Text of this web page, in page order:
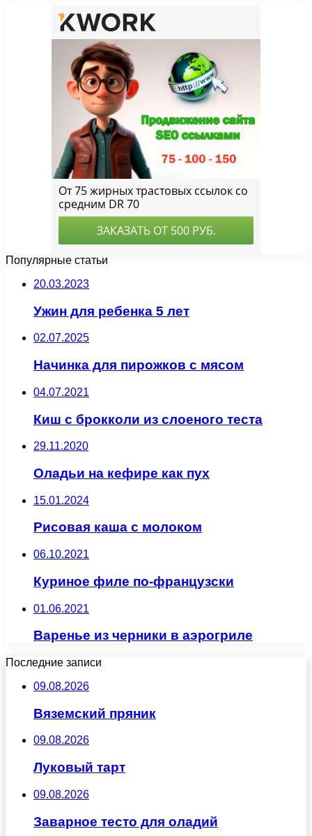
Популярные статьи
20.03.2023
Ужин для ребенка 5 лет
02.07.2025
Начинка для пирожков с мясом
04.07.2021
Киш с брокколи из слоеного теста
29.11.2020
Оладьи на кефире как пух
15.01.2024
Рисовая каша с молоком
06.10.2021
Куриное филе по-французски
01.06.2021
Варенье из черники в аэрогриле
Последние записи
09.08.2026
Вяземский пряник
09.08.2026
Луковый тарт
09.08.2026
Заварное тесто для оладий